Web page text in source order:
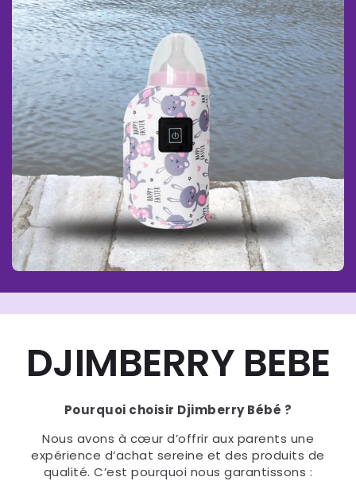
DJIMBERRY BEBE
Pourquoi choisir Djimberry Bébé ?
Nous avons à cœur d’offrir aux parents une
expérience d’achat sereine et des produits de
qualité. C’est pourquoi nous garantissons :